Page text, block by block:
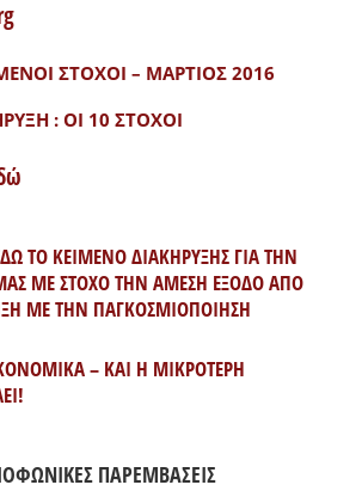
ΣΤΟΧΟΙ – ΜΑΡΤΙΟΣ 2016
: ΟΙ 10 ΣΤΟΧΟΙ
ΤΟ ΚΕΙΜΕΝΟ ΔΙΑΚΗΡΥΞΗΣ ΓΙΑ ΤΗΝ
ΜΕ ΣΤΟΧΟ ΤΗΝ ΑΜΕΣΗ ΕΞΟΔΟ ΑΠΟ
ΜΕ ΤΗΝ ΠΑΓΚΟΣΜΙΟΠΟΙΗΣΗ
– ΚΑΙ Η ΜΙΚΡΟΤΕΡΗ
ΠΑΡΕΜΒΑΣΕΙΣ